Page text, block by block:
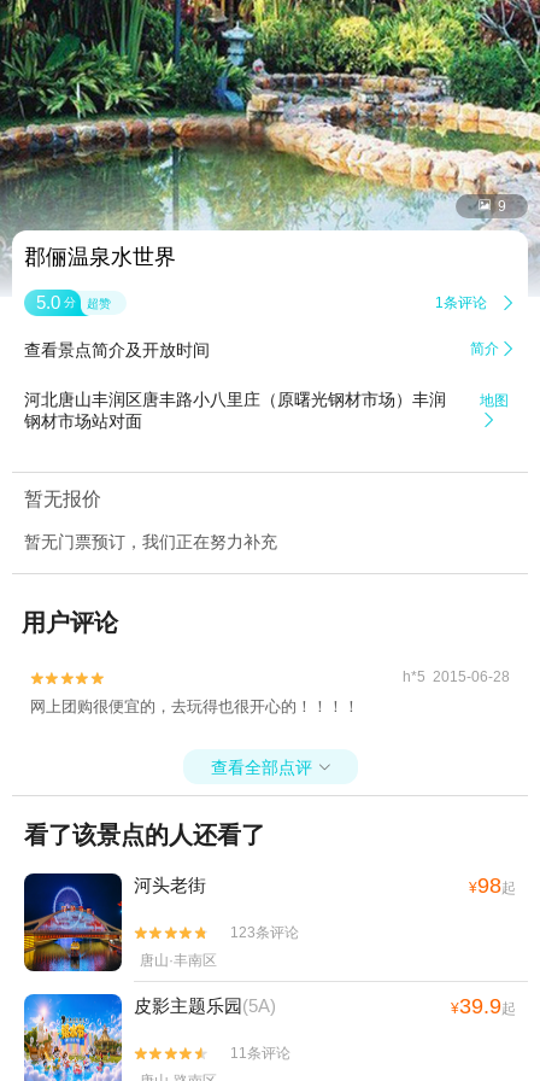
 9
郡俪温泉水世界
5.0 分 超赞 1条评论 
查看景点简介及开放时间 简介 
河北唐山丰润区唐丰路小八里庄（原曙光钢材市场）丰润
钢材市场站对面
地图

暂无报价
暂无门票预订，我们正在努力补充
用户评论

 h*5 2015-06-28
网上团购很便宜的，去玩得也很开心的！！！！
查看全部点评 
看了该景点的人还看了
河头老街 ¥98起


123条评论
唐山·丰南区
皮影主题乐园(5A) ¥39.9起


11条评论
